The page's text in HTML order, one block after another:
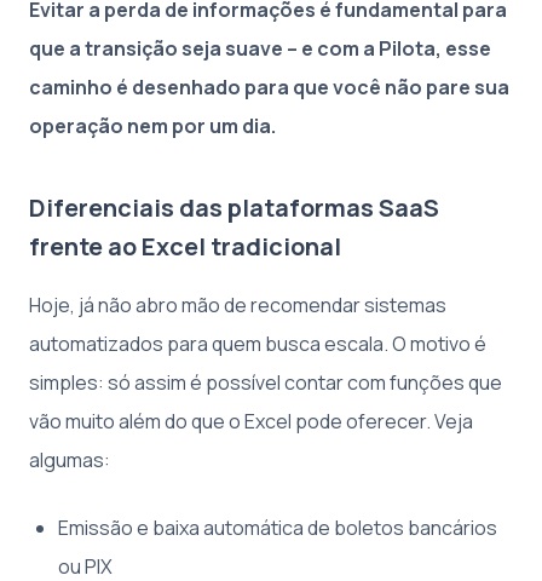
Evitar a perda de informações é fundamental para
que a transição seja suave – e com a Pilota, esse
caminho é desenhado para que você não pare sua
operação nem por um dia.
Diferenciais das plataformas SaaS
frente ao Excel tradicional
Hoje, já não abro mão de recomendar sistemas
automatizados para quem busca escala. O motivo é
simples: só assim é possível contar com funções que
vão muito além do que o Excel pode oferecer. Veja
algumas:
Emissão e baixa automática de boletos bancários
ou PIX